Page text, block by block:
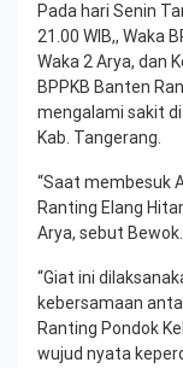
Pada hari Senin
21.00 WIB,, Waka
Waka 2 Arya, dan
BPPKB Banten
mengalami sakit di
Kab. Tangerang.
“Saat membesuk
Ranting Elang
Arya, sebut Bewok.
“Giat ini
kebersamaan
Ranting Pondok
wujud nyata